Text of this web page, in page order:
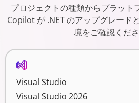
プロジェクトの種類からプラット
Copilot が .NET のアップグレード
境をご確認くださ
Visual Studio
Visual Studio 2026